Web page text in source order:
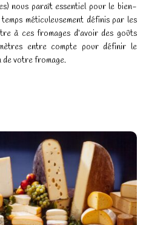
nous paraît essentiel pour le bien-
méticuleusement définis par les
à ces fromages d’avoir des goûts
entre compte pour définir le
de votre fromage.